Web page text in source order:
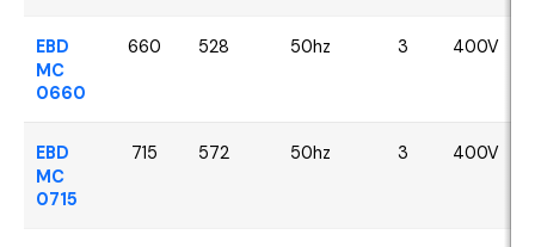
EBD
MC
0660
660 528 50hz 3 400V
EBD
MC
0715
715 572 50hz 3 400V